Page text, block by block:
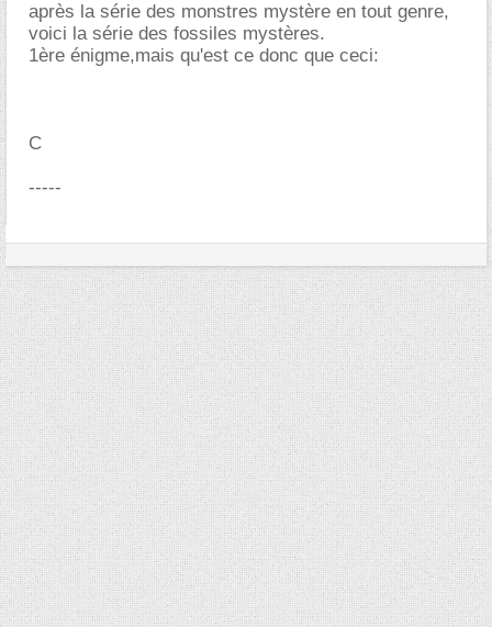
après la série des monstres mystère en tout genre,
voici la série des fossiles mystères.
1ère énigme,mais qu'est ce donc que ceci:
C
-----